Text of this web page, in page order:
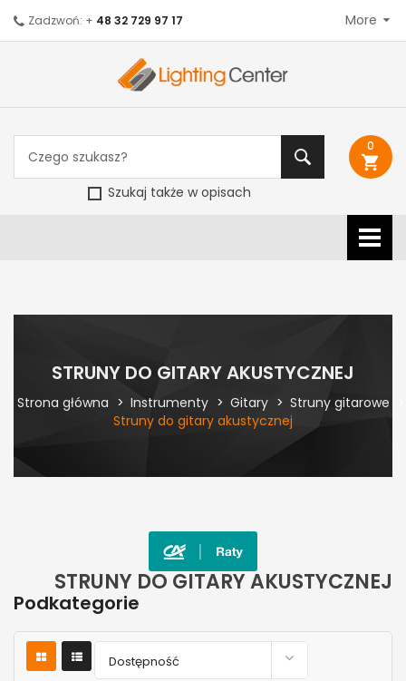
Szukaj także w opisach
0
shopping_cart
Zadzwoń: + 48 32 729 97 17 More
STRUNY DO GITARY AKUSTYCZNEJ
Strona główna Instrumenty Gitary
Struny gitarowe
Struny do gitary akustycznej
STRUNY DO GITARY AKUSTYCZNEJ
Podkategorie
Dostępność 